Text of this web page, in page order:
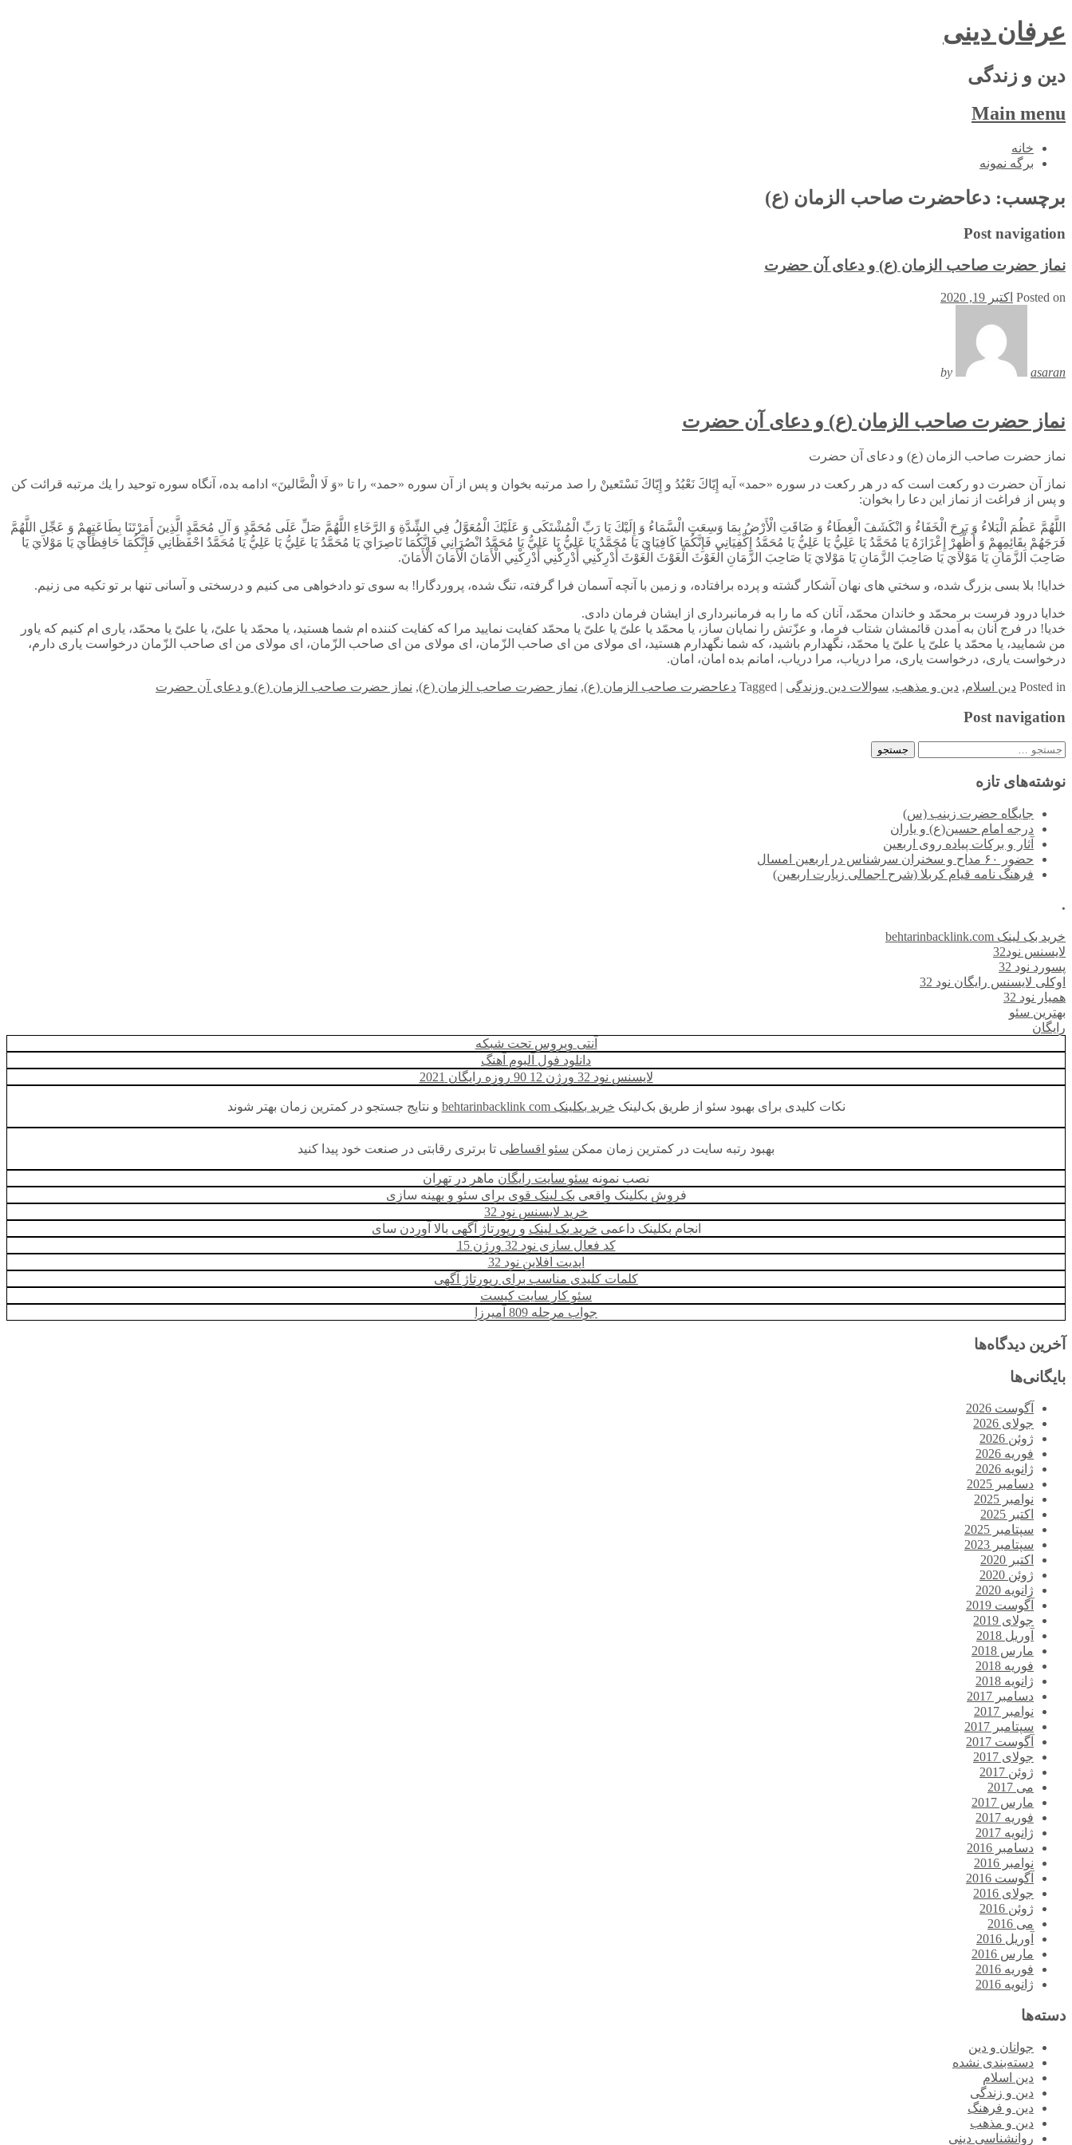
عرفان دینی
دین و زندگی
Main menu
Skip
خانه
برگه نمونه
برچسب: دعاحضرت صاحب الزمان (ع)
Post navigation
نماز حضرت صاحب الزمان (ع) و دعای آن حضرت
Posted on اکتبر 19, 2020
by asaran
نماز حضرت صاحب الزمان (ع) و دعای آن حضرت
نماز حضرت صاحب الزمان (ع) و دعای آن حضرت
نماز آن حضرت دو ركعت است كه در هر ركعت در سوره «حمد» آيه إِيّاكََ نَعْبُدُ و إِيّاكََ نَسْتَعينْ را صد مرتبه بخوان و پس از آن سوره «حمد» را تا «وَ لَا الْضَّالينَ» ادامه بده، آنگاه سوره توحيد را يك مرتبه قرائت كن
و پس از فراغت از نماز اين دعا را بخوان:
اللَّهُمَّ عَظُمَ الْبَلاءُ وَ بَرِحَ الْخَفَاءُ وَ انْكَشَفَ الْغِطَاءُ وَ ضَاقَتِ الْأَرْضُ بِمَا وَسِعَتِ الْسَّمَاءُ وَ إِلَيْكَ يَا رَبِّ الْمُشْتَكَى وَ عَلَيْكَ الْمُعَوَّلُ فِي الشِّدَّةِ وَ الرَّخَاءِ اللَّهُمَّ صَلِّ عَلَى مُحَمَّدٍ وَ آلِ مُحَمَّدٍ الَّذِينَ أَمَرْتَنَا بِطَاعَتِهِمْ وَ عَجِّلِ اللَّهُمَّ
فَرَجَهُمْ بِقَائِمِهِمْ وَ أَظْهِرْ إِعْزَازَهُ يَا مُحَمَّدُ يَا عَلِيُّ يَا عَلِيُّ يَا مُحَمَّدُ إِكْفِيَانِي فَإِنَّكُمَا كَافِيَايَ يَا مُحَمَّدُ يَا عَلِيُّ يَا عَلِيُّ يَا مُحَمَّدُ انْصُرَانِي فَإِنَّكُمَا نَاصِرَايَ يَا مُحَمَّدُ يَا عَلِيُّ يَا عَلِيُّ يَا مُحَمَّدُ احْفَظَانِي فَإِنَّكُمَا حَافِظَايَ يَا مَوْلايَ يَا
صَاحِبَ الزَّمَانِ يَا مَوْلايَ يَا صَاحِبَ الزَّمَانِ يَا مَوْلايَ يَا صَاحِبَ الزَّمَانِ الْغَوْثَ الْغَوْثَ الْغَوْثَ أَدْرِكْنِي أَدْرِكْنِي أَدْرِكْنِي الْأَمَانَ الْأَمَانَ الْأَمَانَ.
خدايا! بلا بسى بزرگ شده، و سختي هاى نهان آشكار گشته و پرده برافتاده، و زمين با آنچه آسمان فرا گرفته، تنگ شده، پروردگارا! به سوى تو دادخواهى می كنيم و درسختى و آسانى تنها بر تو تكيه می زنيم.
خدايا درود فرست بر محمّد و خاندان محمّد، آنان كه ما را به فرمانبردارى از ايشان فرمان دادى.
خديا! در فرج آنان به آمدن قائمشان شتاب فرما، و عزّتش را نمايان ساز، يا محمّد يا علىّ يا علىّ يا محمّد كفايت نماييد مرا كه كفايت كننده ام شما هستيد، يا محمّد يا علىّ، يا علىّ يا محمّد، ياری ام كنيم كه ياور
من شماييد، يا محمّد يا علىّ يا علىّ يا محمّد، نگهدارم باشيد، كه شما نگهدارم هستيد، اى مولاى من اى صاحب الزّمان، اى مولاى من اى صاحب الزّمان، اى مولای من اى صاحب الزّمان درخواست يارى دارم،
درخواست يارى، درخواست يارى، مرا درياب، مرا درياب، امانم بده امان، امان.
Posted in دین اسلام, دین و مذهب, سوالات دین وزندگی |
Tagged دعاحضرت صاحب الزمان (ع), نماز حضرت صاحب الزمان (ع), نماز حضرت صاحب الزمان (ع) و دعای آن حضرت
Post navigation
جستجو
نوشته‌های تازه
جایگاه حضرت زینب (س)
درجه امام حسین(ع) و یاران
آثار و برکات پیاده روی اربعین
حضور ۶۰ مداح و سخنران سرشناس در اربعین امسال
فرهنگ نامه قیام کربلا (شرح اجمالی زیارت اربعین)
.
خرید بک لینک behtarinbacklink.com
لایسنس نود32
پسورد نود 32
اوکلی لایسنس رایگان نود 32
همیار نود 32
بهترین سئو
رایگان
آنتی ویروس تحت شبکه
دانلود فول آلبوم آهنگ
لایسنس نود 32 ورژن 12 90 روزه رایگان 2021
نکات کلیدی برای بهبود سئو از طریق بک‌لینک خرید بکلینک behtarinbacklink com و نتایج جستجو در کمترین زمان بهتر شوند
بهبود رتبه سایت در کمترین زمان ممکن سئو اقساطی تا برتری رقابتی در صنعت خود پیدا کنید
نصب نمونه سئو سایت رایگان ماهر در تهران
فروش بکلینک واقعی بک لینک قوی برای سئو و بهینه سازی
خرید لایسنس نود 32
انجام بکلینک داعمی خرید بک لینک و رپورتاژ آگهی بالا آوردن سای
کد فعال سازی نود 32 ورژن 15
اپدیت افلاین نود 32
کلمات کلیدی مناسب برای رپورتاژ آگهی
سئو کار سایت کیست
جواب مرحله 809 آمیرزا
آخرین دیدگاه‌ها
بایگانی‌ها
آگوست 2026
جولای 2026
ژوئن 2026
فوریه 2026
ژانویه 2026
دسامبر 2025
نوامبر 2025
اکتبر 2025
سپتامبر 2025
سپتامبر 2023
اکتبر 2020
ژوئن 2020
ژانویه 2020
آگوست 2019
جولای 2019
آوریل 2018
مارس 2018
فوریه 2018
ژانویه 2018
دسامبر 2017
نوامبر 2017
سپتامبر 2017
آگوست 2017
جولای 2017
ژوئن 2017
می 2017
مارس 2017
فوریه 2017
ژانویه 2017
دسامبر 2016
نوامبر 2016
آگوست 2016
جولای 2016
ژوئن 2016
می 2016
آوریل 2016
مارس 2016
فوریه 2016
ژانویه 2016
دسته‌ها
جوانان و دین
دسته‌بندی نشده
دین اسلام
دین و زندگی
دین و فرهنگ
دین و مذهب
روانشناسی دینی